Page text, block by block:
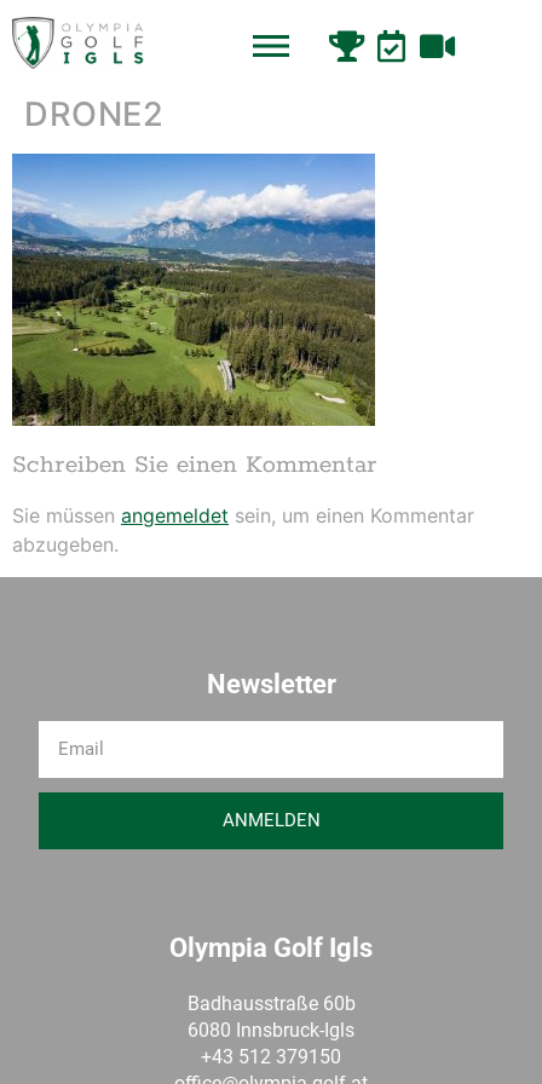
DRONE2
Schreiben Sie einen Kommentar
Sie müssen angemeldet sein, um einen Kommentar
abzugeben.
Olympia Golf Igls
Badhausstraße 60b
6080 Innsbruck-Igls
+43 512 379150
Newsletter
ANMELDEN